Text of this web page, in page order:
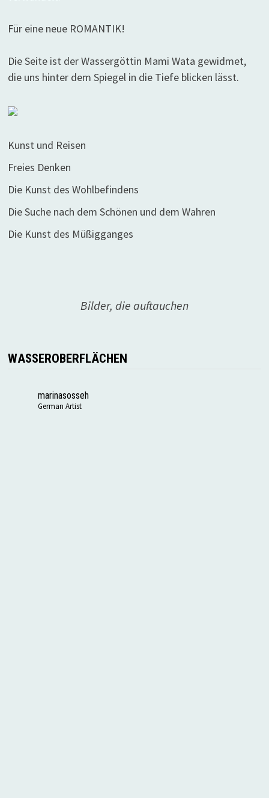
Für eine neue ROMANTIK!
Die Seite ist der Wassergöttin Mami Wata gewidmet,
die uns hinter dem Spiegel in die Tiefe blicken lässt.
Kunst und Reisen
Freies Denken
Die Kunst des Wohlbefindens
Die Suche nach dem Schönen und dem Wahren
Die Kunst des Müßigganges
Bilder, die auftauchen
WASSEROBERFLÄCHEN
marinasosseh
German Artist